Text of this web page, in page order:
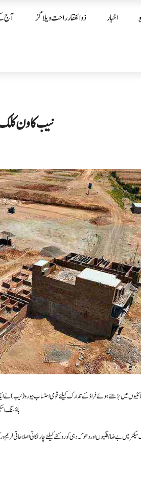
آج ذوالفقار راحت ویلاگز اخبار
نیب کا ون
میں بڑھتے ہوئے فراڈ کے تدارک کیلئے قومی احتساب بیورو
ہاؤسنگ
میں بے ضابطگیوں اور دھوکہ دہی کو روکنے کیلئے چار نکاتی اصلاحاتی